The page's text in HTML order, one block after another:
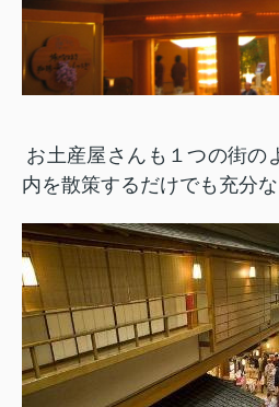
お土産屋さんも１つの街
内を散策するだけでも充分な